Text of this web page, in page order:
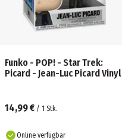
Funko - POP! - Star Trek:
Picard - Jean-Luc Picard Vinyl
14,99 € / 1 Stk.
Online verfügbar